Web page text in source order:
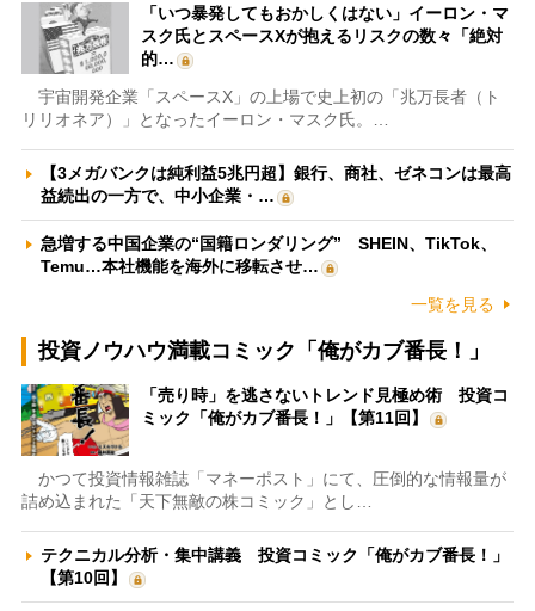
「いつ暴発してもおかしくはない」イーロン・マ
スク氏とスペースXが抱えるリスクの数々「絶対
的…
宇宙開発企業「スペースX」の上場で史上初の「兆万長者（ト
リリオネア）」となったイーロン・マスク氏。…
【3メガバンクは純利益5兆円超】銀行、商社、ゼネコンは最高
益続出の一方で、中小企業・…
急増する中国企業の“国籍ロンダリング” SHEIN、TikTok、
Temu…本社機能を海外に移転させ…
一覧を見る
投資ノウハウ満載コミック「俺がカブ番長！」
「売り時」を逃さないトレンド見極め術 投資コ
ミック「俺がカブ番長！」【第11回】
かつて投資情報雑誌「マネーポスト」にて、圧倒的な情報量が
詰め込まれた「天下無敵の株コミック」とし…
テクニカル分析・集中講義 投資コミック「俺がカブ番長！」
【第10回】